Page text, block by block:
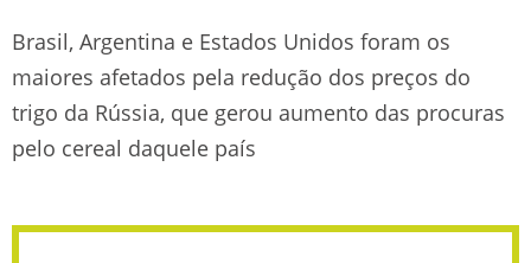
Brasil, Argentina e Estados Unidos foram os
maiores afetados pela redução dos preços do
trigo da Rússia, que gerou aumento das procuras
pelo cereal daquele país